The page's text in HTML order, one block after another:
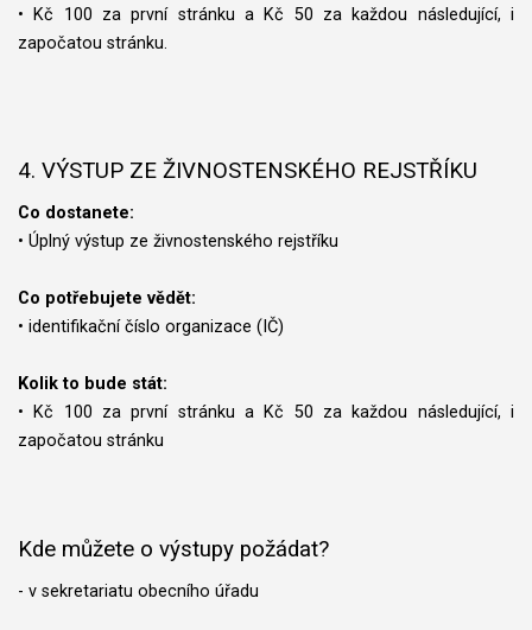
• Kč 100 za první stránku a Kč 50 za každou následující, i
započatou stránku.
4. VÝSTUP ZE ŽIVNOSTENSKÉHO REJSTŘÍKU
Co dostanete:
• Úplný výstup ze živnostenského rejstříku
Co potřebujete vědět:
• identifikační číslo organizace (IČ)
Kolik to bude stát:
• Kč 100 za první stránku a Kč 50 za každou následující, i
započatou stránku
Kde můžete o výstupy požádat?
- v sekretariatu obecního úřadu